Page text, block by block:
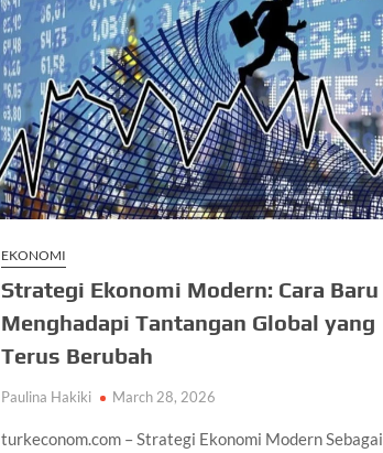
EKONOMI
Strategi Ekonomi Modern: Cara Baru
Menghadapi Tantangan Global yang
Terus Berubah
Paulina Hakiki March 28, 2026
turkeconom.com – Strategi Ekonomi Modern Sebagai